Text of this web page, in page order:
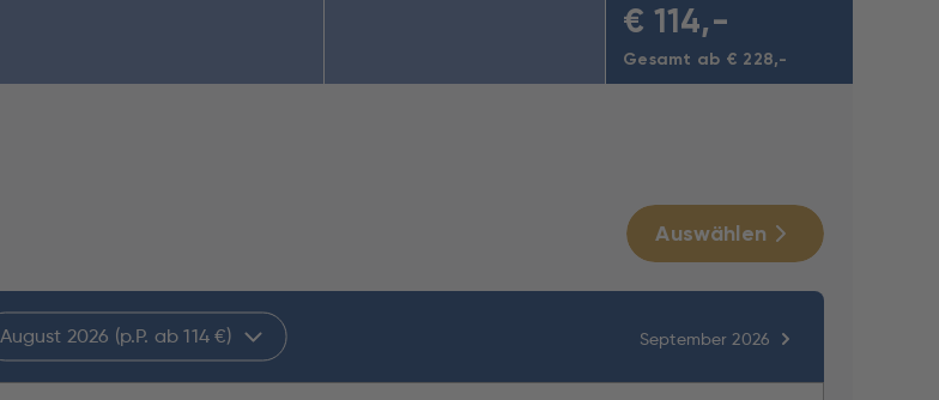
€ 114,-
Gesamt ab € 228,-
Auswählen
August 2026 (p.P. ab 114 €) September 2026